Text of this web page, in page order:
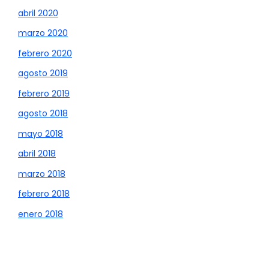
abril 2020
marzo 2020
febrero 2020
agosto 2019
febrero 2019
agosto 2018
mayo 2018
abril 2018
marzo 2018
febrero 2018
enero 2018